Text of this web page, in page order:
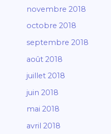
novembre 2018
octobre 2018
septembre 2018
août 2018
juillet 2018
juin 2018
mai 2018
avril 2018